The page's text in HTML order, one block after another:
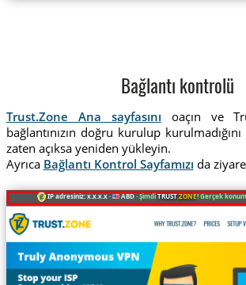
Bağlantı kontrolü
Trust.Zone Ana sayfasını oaçın ve
bağlantınızın doğru kurulup
zaten açıksa yeniden yükleyin.
Ayrıca Bağlantı Kontrol Sayfamızı da
IP adresiniz: x.x.x.x · ABD ·ŞimdiTRUST.ZONE! Gerçek